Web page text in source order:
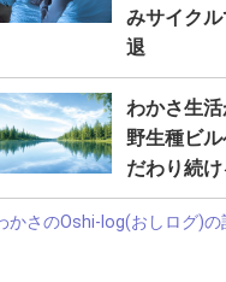
みサイク
退
わかさ生
野生種ビ
だわり続
かさのOshi-log(おしログ)の